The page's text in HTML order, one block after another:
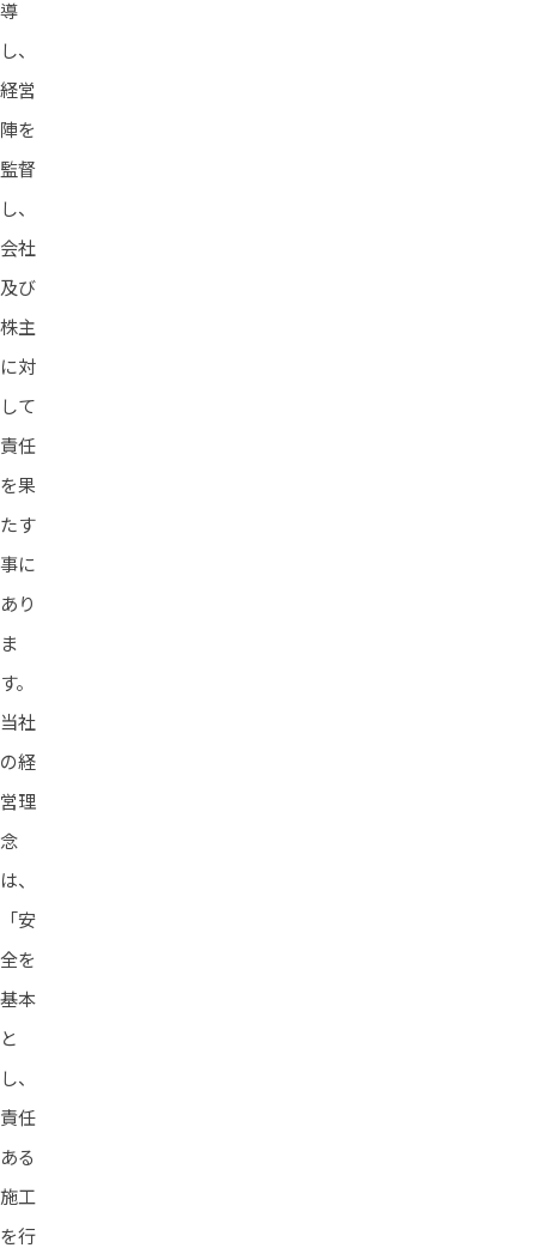
導
し、
経営
陣を
監督
し、
会社
及び
株主
に対
して
責任
を果
たす
事に
あり
ま
す。
当社
の経
営理
念
は、
「安
全を
基本
と
し、
責任
ある
施工
を行